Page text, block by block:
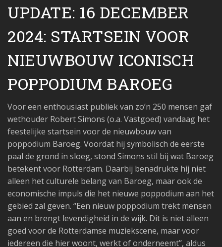
UPDATE: 16 DECEMBER
2024: STARTSEIN VOOR
NIEUWBOUW ICONISCH
POPPODIUM BAROEG
Voor een enthousiast publiek van zo’n 250 mensen gaf
wethouder Robert Simons (o.a. Vastgoed) vandaag het
feestelijke startsein voor de nieuwbouw van
poppodium Baroeg. Voordat hij symbolisch de eerste
paal de grond in sloeg, stond Simons stil bij wat Baroeg
betekent voor Rotterdam. Daarbij benadrukte hij niet
alleen het culturele belang van Baroeg, maar ook de
economische impuls die het nieuwe poppodium aan het
gebied zal geven. “Een nieuw poppodium trekt mensen
aan en brengt levendigheid in de wijk. Dit is niet alleen
goed voor de Rotterdamse muziekscene, maar voor
iedereen die hier woont, werkt of onderneemt’’, aldus